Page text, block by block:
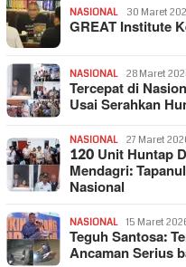
NASIONAL 30 Maret
GREAT Institute
NASIONAL 28 Maret
Tercepat di
Usai Serahkan
NASIONAL 27 Maret
120 Unit Huntap
Mendagri:
Nasional
NASIONAL 15 Maret
Teguh Santosa:
Ancaman Serius